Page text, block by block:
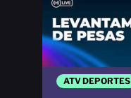
ATV DEPORTES